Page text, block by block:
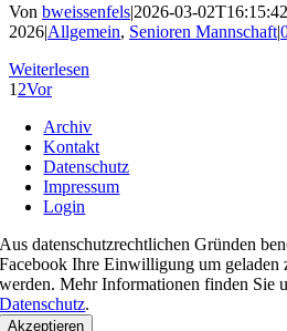
Von bweissenfels|2026-03-
2026|Allgemein, Senioren Mannschaft|
Weiterlesen
1 2Vor
Archiv
Kontakt
Datenschutz
Impressum
Login
Aus datenschutzrechtlichen Gründen
Facebook Ihre Einwilligung um geladen
werden. Mehr Informationen finden Sie
Datenschutz.
Akzeptieren